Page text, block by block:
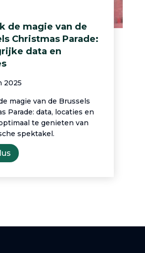
de magie van de
Christmas Parade:
data en
2025
magie van de Brussels
Parade: data, locaties en
te genieten van
spektakel.